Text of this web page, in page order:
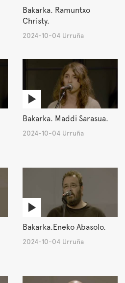
Bakarka. Ramuntxo
Christy.
2024-10-04 Urruña
Bakarka. Maddi Sarasua.
2024-10-04 Urruña
Bakarka.Eneko Abasolo.
2024-10-04 Urruña